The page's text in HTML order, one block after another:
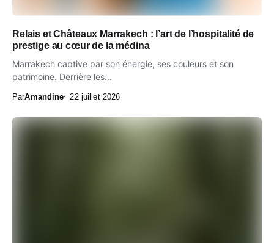
Relais et Châteaux Marrakech : l’art de l’hospitalité de
prestige au cœur de la médina
Marrakech captive par son énergie, ses couleurs et son
patrimoine. Derrière les...
ParAmandine 22 juillet 2026